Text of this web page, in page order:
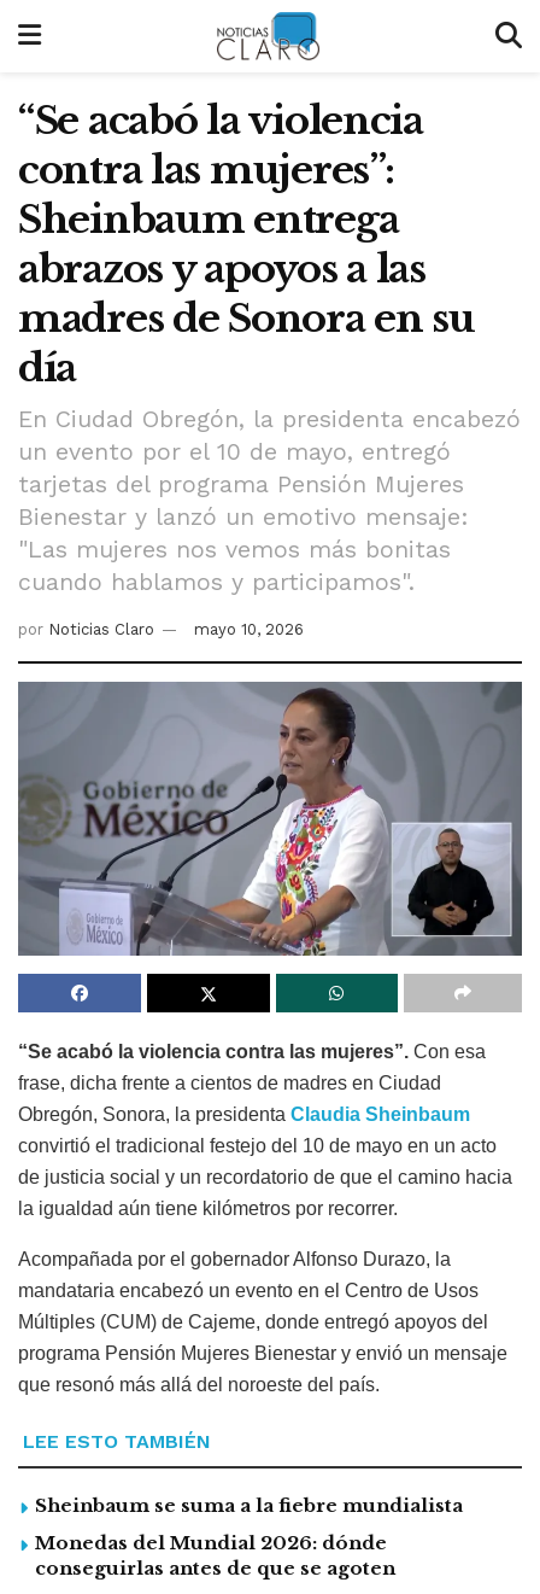
“Se acabó la violencia
contra las mujeres”:
Sheinbaum entrega
abrazos y apoyos a las
madres de Sonora en su
día
En Ciudad Obregón, la presidenta encabezó
un evento por el 10 de mayo, entregó
tarjetas del programa Pensión Mujeres
Bienestar y lanzó un emotivo mensaje:
"Las mujeres nos vemos más bonitas
cuando hablamos y participamos".
por Noticias Claro mayo 10, 2026
“Se acabó la violencia contra las mujeres”. Con esa
frase, dicha frente a cientos de madres en Ciudad
Obregón, Sonora, la presidenta Claudia Sheinbaum
convirtió el tradicional festejo del 10 de mayo en un acto
de justicia social y un recordatorio de que el camino hacia
la igualdad aún tiene kilómetros por recorrer.
Acompañada por el gobernador Alfonso Durazo, la
mandataria encabezó un evento en el Centro de Usos
Múltiples (CUM) de Cajeme, donde entregó apoyos del
programa Pensión Mujeres Bienestar y envió un mensaje
que resonó más allá del noroeste del país.
LEE ESTO TAMBIÉN
Sheinbaum se suma a la fiebre mundialista
Monedas del Mundial 2026: dónde
conseguirlas antes de que se agoten